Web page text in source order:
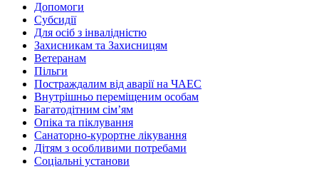
Допомоги
Субсидії
Для осіб з інвалідністю
Захисникам та Захисницям
Ветеранам
Пільги
Постраждалим від аварії на ЧАЕС
Внутрішньо переміщеним особам
Багатодітним сім’ям
Опіка та піклування
Санаторно-курортне лікування
Дітям з особливими потребами
Соціальні установи